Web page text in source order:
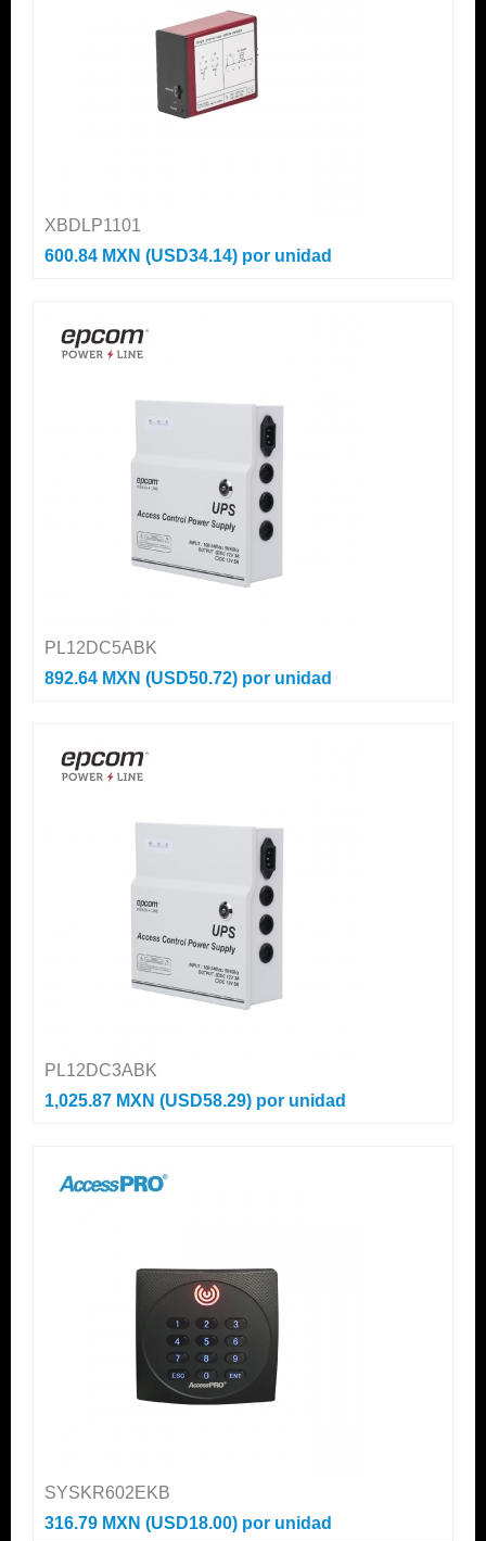
XBDLP1101
600.84 MXN (USD34.14) por unidad
PL12DC5ABK
892.64 MXN (USD50.72) por unidad
PL12DC3ABK
1,025.87 MXN (USD58.29) por unidad
SYSKR602EKB
316.79 MXN (USD18.00) por unidad